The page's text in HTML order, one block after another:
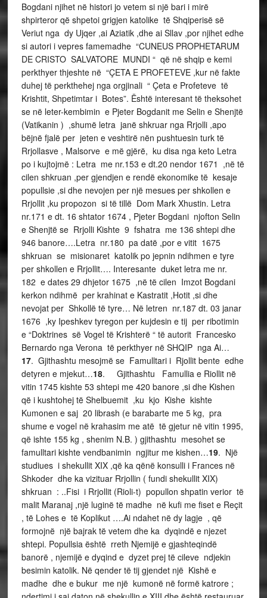
Bogdani njihet në histori jo vetem si një bari i mirë
shpirteror që shpetoi grigjen katolike të Shqiperisë së
Veriut nga dy Ujqer ,ai Aziatik ,dhe ai Sllav ,por njihet edhe
si autori i vepres famemadhe “CUNEUS PROPHETARUM
DE CRISTO SALVATORE MUNDI “ që në shqip e kemi
perkthyer thjeshte në “ÇETA E PROFETEVE ,kur në fakte
duhej të perkthehej nga orgjinali “ Çeta e Profeteve të
Krishtit, Shpetimtar i Botes”. Është interesant të theksohet
se në leter-kembimin e Pjeter Bogdanit me Selin e Shenjtë
(Vatikanin ) ,shumë letra janë shkruar nga Rrjolli ,apo
bëjnë fjalë per jeten e veshtirë nën pushtuesin turk të
Rrjollasve , Malsorve e më gjërë, ku disa nga keto Letra
po i kujtojmë : Letra me nr.153 e dt.20 nendor 1671 ,në të
cilen shkruan ,per gjendjen e rendë ekonomike të kesaje
popullsie ,si dhe nevojen per një mesues per shkollen e
Rrjollit ,ku propozon si të tillë Dom Mark Xhustin. Letra
nr.171 e dt. 16 shtator 1674 , Pjeter Bogdani njofton Selin
e Shenjtë se Rrjolli Kishte 9 fshatra me 136 shtepi dhe
946 banore….Letra nr.180 pa datë ,por e vitit 1675
shkruan se misionaret katolik po jepnin ndihmen e tyre
per shkollen e Rrjollit…. Interesante duket letra me nr.
182 e dates 29 dhjetor 1675 ,në të cilen Imzot Bogdani
kerkon ndihmë per krahinat e Kastratit ,Hotit ,si dhe
nevojat per Shkollë të tyre… Në letren nr.187 dt. 03 janar
1676 ,ky Ipeshkev tyregon per kujdesin e tij per ribotimin
e “Doktrines së Vogel të Krishterë “ të autorit Francesko
Bernardo nga Verona të perkthyer në SHQIP nga Ai…
17. Gjithashtu mesojmë se Famulltari i Rjollit bente edhe
detyren e mjekut…18. Gjithashtu Famullia e Riollit në
vitin 1745 kishte 53 shtepi me 420 banore ,si dhe Kishen
që i kushtohej të Shelbuemit ,ku kjo Kishe kishte
Kumonen e saj 20 librash (e barabarte me 5 kg, pra
shume e vogel në krahasim me atë të gjetur në vitin 1995,
që ishte 155 kg , shenim N.B. ) gjithashtu mesohet se
famulltari kishte vendbanimin ngjitur me kishen…19. Një
studiues i shekullit XIX ,që ka qënë konsulli i Frances në
Shkoder dhe ka vizituar Rrjollin ( fundi shekullit XIX)
shkruan : ..Fisi i Rrjollit (Rioli-t) popullon shpatin verior të
malit Maranaj ,një luginë të madhe në kufi me fiset e Reçit
, të Lohes e të Koplikut ….Ai ndahet në dy lagje , që
formojnë një bajrak të vetem dhe ka dyqindë e njezet
shtepi. Popullsia është rreth Njemijë e gjashteqindë
banorë , njemijë e dyqind e dyzet prej të cileve ndjekin
besimin katolik. Në qender të tij gjendet një Kishë e
madhe dhe e bukur me një kumonë në formë katrore ;